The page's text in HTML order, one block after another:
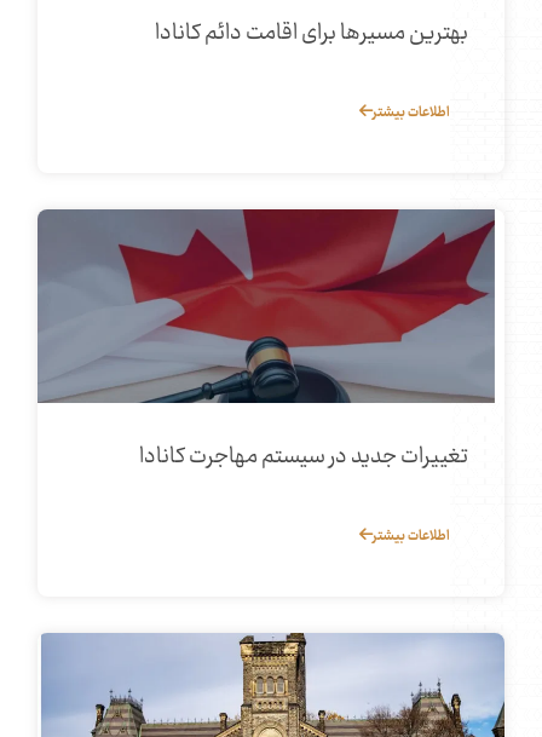
بهترین مسیرها برای اقامت دائم کانادا
اطلاعات بیشتر
تغییرات جدید در سیستم مهاجرت کانادا
اطلاعات بیشتر